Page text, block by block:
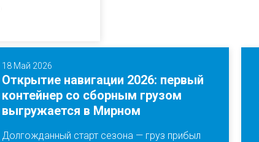
18 Май 2026
Открытие навигации 2026: первый
контейнер со сборным грузом
выгружается в Мирном
Долгожданный старт сезона — груз прибыл